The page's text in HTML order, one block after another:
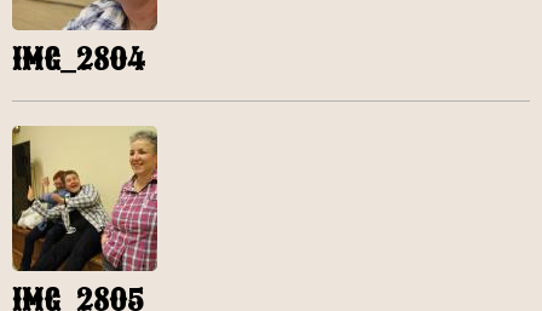
IMG_2804
IMG_2805